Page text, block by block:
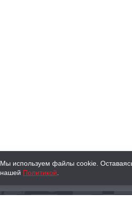
КНИГИ
Мы используем файлы cookie.
нашей Политикой